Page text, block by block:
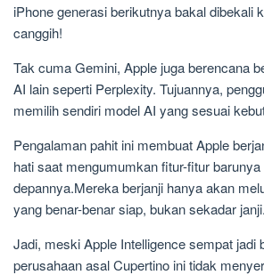
iPhone generasi berikutnya bakal dibekali
canggih!
Tak cuma Gemini, Apple juga berencana
AI lain seperti Perplexity. Tujuannya,
memilih sendiri model AI yang sesuai
Pengalaman pahit ini membuat Apple
hati saat mengumumkan fitur-fitur
depannya.Mereka berjanji hanya akan
yang benar-benar siap, bukan sekadar janji.
Jadi, meski Apple Intelligence sempat jadi
perusahaan asal Cupertino ini tidak